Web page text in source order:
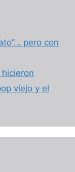
pero con
viejo y el